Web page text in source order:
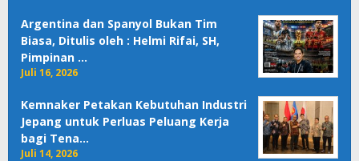
Argentina dan Spanyol Bukan Tim
Biasa, Ditulis oleh : Helmi Rifai, SH,
Pimpinan …
Juli 16, 2026
Kemnaker Petakan Kebutuhan Industri
Jepang untuk Perluas Peluang Kerja
bagi Tena…
Juli 14, 2026